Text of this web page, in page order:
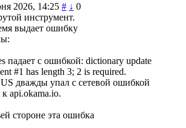
2026, 14:25 # ↓ 0
инструмент.
выдает ошибку
падает с ошибкой: dictionary update
#1 has length 3; 2 is required.
дважды упал с сетевой ошибкой
api.okama.io.
стороне эта ошибка